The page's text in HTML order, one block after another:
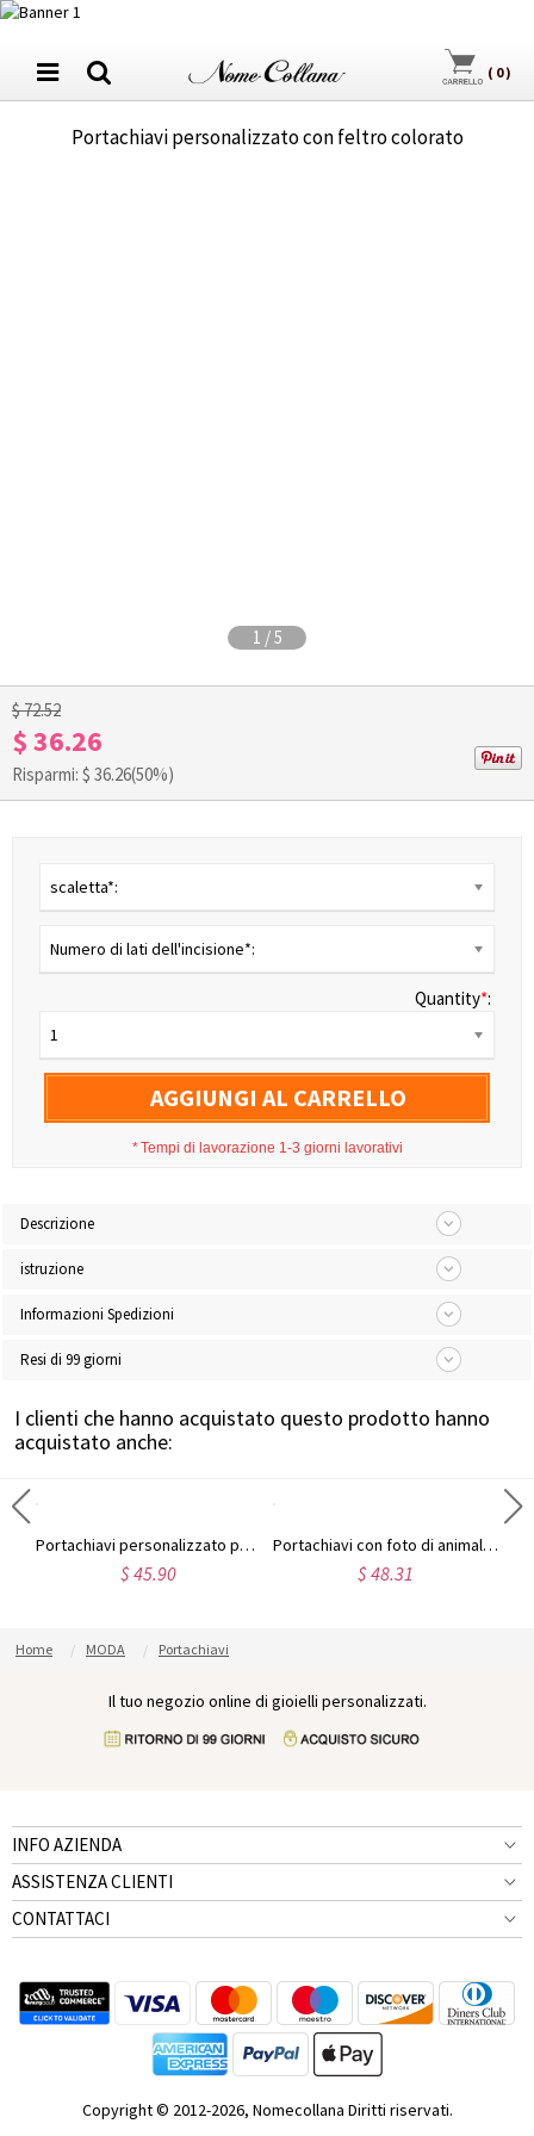
( 0)
Portachiavi personalizzato con feltro colorato
1 /5
$ 72.52
$ 36.26
Risparmi: $ 36.26(50%)
scaletta*:
Numero di lati dell'incisione*:
Quantity*:
1
AGGIUNGI AL CARRELLO
*Tempi di lavorazione 1-3 giorni lavorativi
Descrizione
istruzione
Informazioni Spedizioni
Resi di 99 giorni
I clienti che hanno acquistato questo prodotto hanno
acquistato anche:
Portachiavi personalizzato per foto in acciaio inossidabile
$ 45.90
Portachiavi con foto di animali domestici incisi
$ 48.31
Home MODA Portachiavi
Il tuo negozio online di gioielli personalizzati.
INFO AZIENDA
ASSISTENZA CLIENTI
CONTATTACI
Copyright © 2012-2026, Nomecollana Diritti riservati.